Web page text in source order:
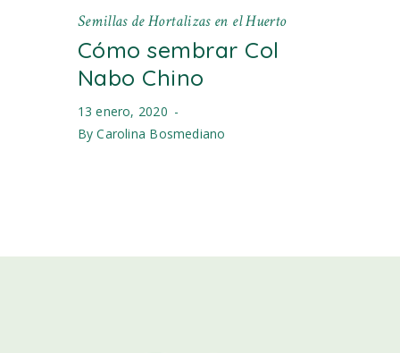
Semillas de Hortalizas en el Huerto
Cómo sembrar Col
Nabo Chino
13 enero, 2020
By Carolina Bosmediano